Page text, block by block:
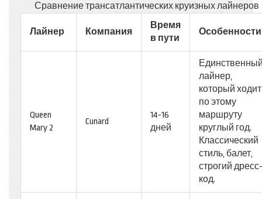
Сравнение трансатлантических круизных лайнеров
Лайнер Компания
Время
в пути
Особенности
Queen
Mary 2
Cunard
14-16
дней
лайнер,
который ходит
по этому
маршруту
круглый год.
Классический
стиль, балет,
строгий дресс-
код.